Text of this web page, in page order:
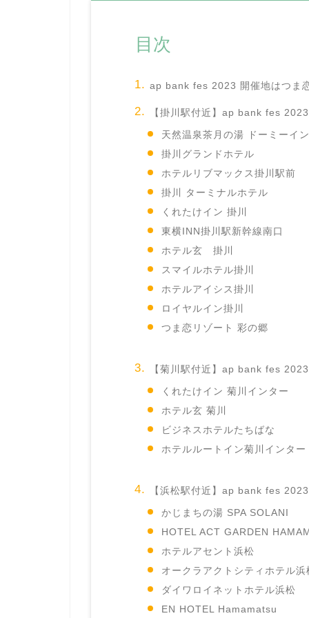
目次
ap bank fes 2023 開催地はつま
【掛川駅付近】ap bank fes
天然温泉茶月の湯 ドーミーイ
掛川グランドホテル
ホテルリブマックス掛川駅前
掛川 ターミナルホテル
くれたけイン 掛川
東横INN掛川駅新幹線南口
ホテル玄 掛川
スマイルホテル掛川
ホテルアイシス掛川
ロイヤルイン掛川
つま恋リゾート 彩の郷
【菊川駅付近】ap bank fes
くれたけイン 菊川インター
ホテル玄 菊川
ビジネスホテルたちばな
ホテルルートイン菊川インター
【浜松駅付近】ap bank fes
かじまちの湯 SPA SOLANI
HOTEL ACT GARDEN
ホテルアセント浜松
オークラアクトシティホテル浜
ダイワロイネットホテル浜松
EN HOTEL Hamamatsu